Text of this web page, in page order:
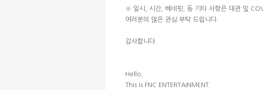
※ 일시, 시간, 베네핏, 등 기타 사항은 대관 및
여러분의 많은 관심 부탁 드립니다.
감사합니다.
Hello,
This is FNC ENTERTAINMENT.